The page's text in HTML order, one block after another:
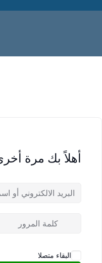
أهلاً بك مرة
البقاء متصلا